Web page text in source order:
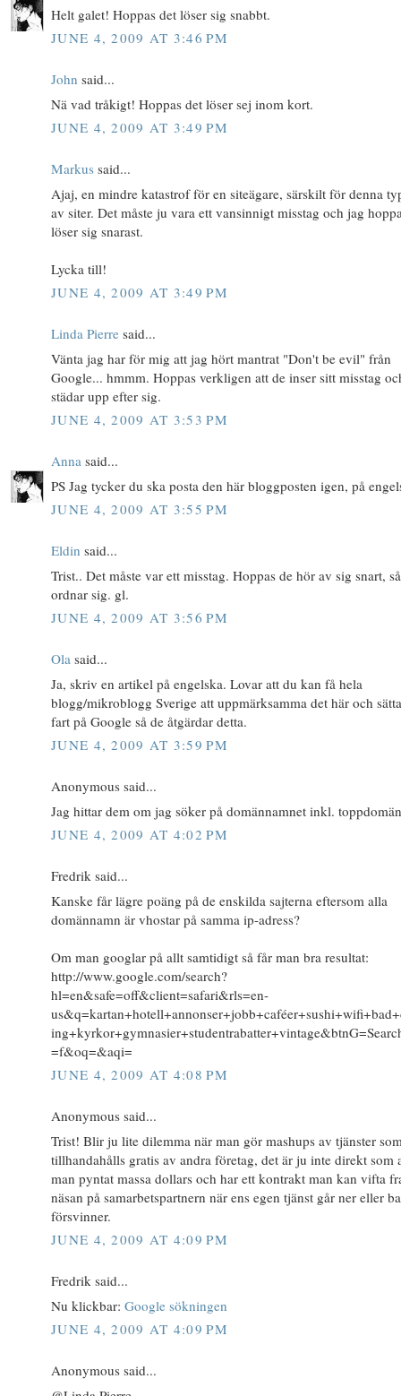
Helt galet! Hoppas det löser sig snabbt.
JUNE 4, 2009 AT 3:46 PM
John said...
Nä vad tråkigt! Hoppas det löser sej inom kort.
JUNE 4, 2009 AT 3:49 PM
Markus said...
Ajaj, en mindre katastrof för en siteägare, särskilt för denna
av siter. Det måste ju vara ett vansinnigt misstag och jag
löser sig snarast.
Lycka till!
JUNE 4, 2009 AT 3:49 PM
Linda Pierre said...
Vänta jag har för mig att jag hört mantrat "Don't be evil" från
Google... hmmm. Hoppas verkligen att de inser sitt misstag
städar upp efter sig.
JUNE 4, 2009 AT 3:53 PM
Anna said...
PS Jag tycker du ska posta den här bloggposten igen, på
JUNE 4, 2009 AT 3:55 PM
Eldin said...
Trist.. Det måste var ett misstag. Hoppas de hör av sig snart,
ordnar sig. gl.
JUNE 4, 2009 AT 3:56 PM
Ola said...
Ja, skriv en artikel på engelska. Lovar att du kan få hela
blogg/mikroblogg Sverige att uppmärksamma det här och
fart på Google så de åtgärdar detta.
JUNE 4, 2009 AT 3:59 PM
Anonymous said...
Jag hittar dem om jag söker på domännamnet inkl.
JUNE 4, 2009 AT 4:02 PM
Fredrik said...
Kanske får lägre poäng på de enskilda sajterna eftersom alla
domännamn är vhostar på samma ip-adress?
Om man googlar på allt samtidigt så får man bra resultat:
http://www.google.com/search?
hl=en&safe=off&client=safari&rls=en-
=f&oq=&aqi=
JUNE 4, 2009 AT 4:08 PM
Anonymous said...
Trist! Blir ju lite dilemma när man gör mashups av tjänster
tillhandahålls gratis av andra företag, det är ju inte direkt som
man pyntat massa dollars och har ett kontrakt man kan vifta
näsan på samarbetspartnern när ens egen tjänst går ner eller
försvinner.
JUNE 4, 2009 AT 4:09 PM
Fredrik said...
Nu klickbar: Google sökningen
JUNE 4, 2009 AT 4:09 PM
Anonymous said...